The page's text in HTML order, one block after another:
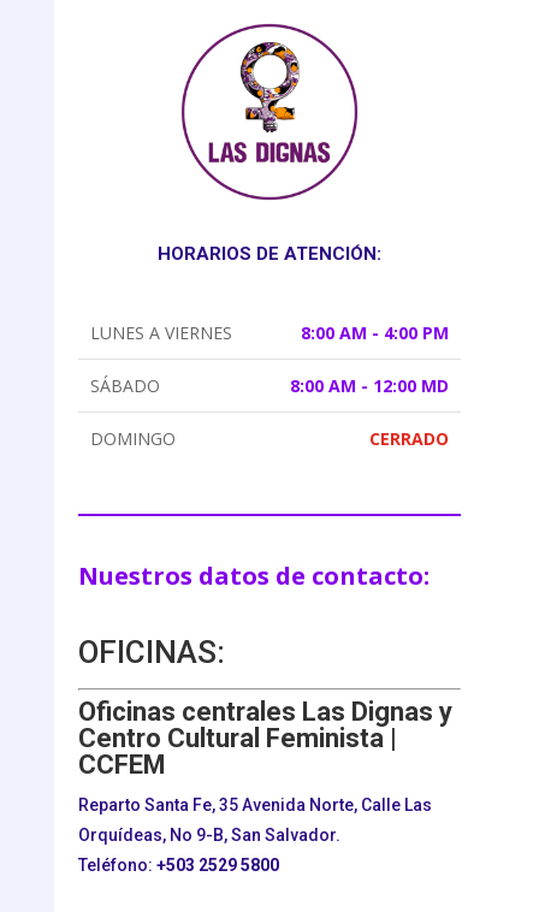
HORARIOS DE ATENCIÓN:
LUNES A VIERNES 8:00 AM - 4:00 PM
SÁBADO 8:00 AM - 12:00 MD
DOMINGO CERRADO
Nuestros datos de contacto:
OFICINAS:
Oficinas centrales Las Dignas y
Centro Cultural Feminista |
CCFEM
Reparto Santa Fe, 35 Avenida Norte, Calle Las
Orquídeas, No 9-B, San Salvador.
Teléfono: +503 2529 5800